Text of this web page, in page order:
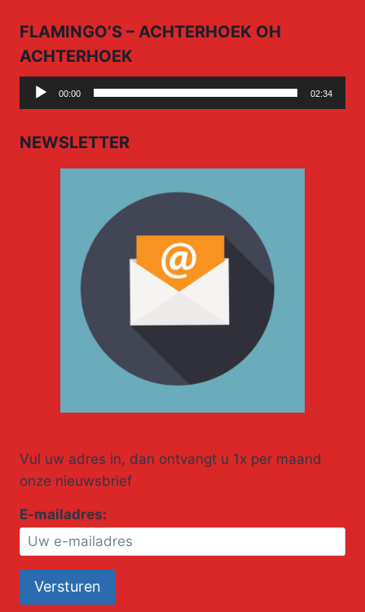
FLAMINGO’S – ACHTERHOEK OH
ACHTERHOEK
Audio
Player
00:00 02:34
NEWSLETTER
Vul uw adres in, dan ontvangt u 1x per maand
onze nieuwsbrief
E-mailadres: